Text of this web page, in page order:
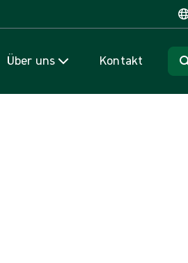
Über uns Kontakt